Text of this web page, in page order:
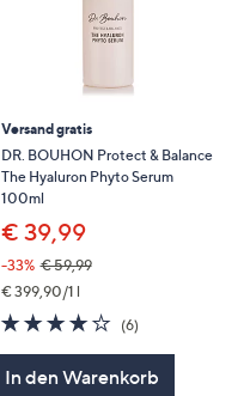
Versand gratis
DR. BOUHON Protect & Balance
The Hyaluron Phyto Serum
100ml
€ 39,99
-33% € 59,99
€ 399,90/1 l
3.8
von
(6)6
In den Warenkorb